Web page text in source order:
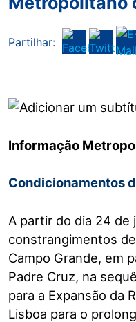
Partilhar:
Informação
Condicionamentos
A partir do dia 24 de
constrangimentos
Campo Grande, em
Padre Cruz, na
para a Expansão da
Lisboa para o